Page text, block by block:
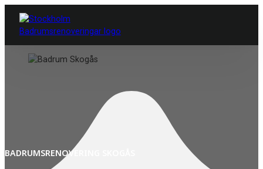
BADRUMSRENOVERING SKOGÅS